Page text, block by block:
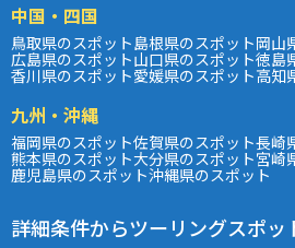
中国・四国
鳥取県のスポット島根県のスポット岡山
広島県のスポット山口県のスポット徳島
香川県のスポット愛媛県のスポット高知
九州・沖縄
福岡県のスポット佐賀県のスポット長崎
熊本県のスポット大分県のスポット宮崎
鹿児島県のスポット沖縄県のスポット
詳細条件からツーリングスポッ